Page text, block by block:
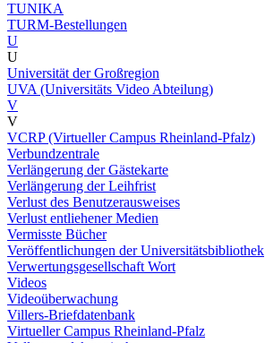
TUNIKA
TURM-Bestellungen
U
U
Universität der Großregion
UVA (Universitäts Video Abteilung)
V
V
VCRP (Virtueller Campus Rheinland-Pfalz)
Verbundzentrale
Verlängerung der Gästekarte
Verlängerung der Leihfrist
Verlust des Benutzerausweises
Verlust entliehener Medien
Vermisste Bücher
Veröffentlichungen der Universitätsbibliothek
Verwertungsgesellschaft Wort
Videos
Videoüberwachung
Villers-Briefdatenbank
Virtueller Campus Rheinland-Pfalz